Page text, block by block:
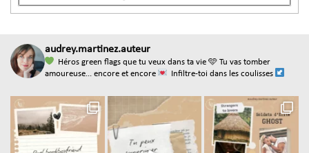
audrey.martinez.auteur
Héros green flags que tu veux dans ta vie 🩵 Tu vas tomber
amoureuse... encore et encore
Infiltre-toi dans les coulisses